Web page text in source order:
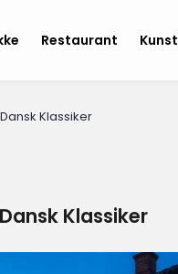
Restaurant Kunst
Klassiker
Klassiker